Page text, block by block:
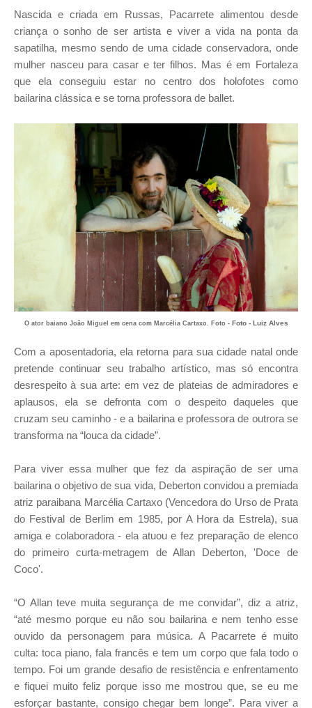
Nascida e criada em Russas, Pacarrete alimentou desde
criança o sonho de ser artista e viver a vida na ponta da
sapatilha, mesmo sendo de uma cidade conservadora, onde
mulher nasceu para casar e ter filhos. Mas é em Fortaleza
que ela conseguiu estar no centro dos holofotes como
bailarina clássica e se torna professora de ballet.
O ator baiano João Miguel em cena com Marcélia Cartaxo. Foto - Foto - Luiz Alves
Com a aposentadoria, ela retorna para sua cidade natal onde
pretende continuar seu trabalho artístico, mas só encontra
desrespeito à sua arte: em vez de plateias de admiradores e
aplausos, ela se defronta com o despeito daqueles que
cruzam seu caminho - e a bailarina e professora de outrora se
transforma na “louca da cidade”.
Para viver essa mulher que fez da aspiração de ser uma
bailarina o objetivo de sua vida, Deberton convidou a premiada
atriz paraibana Marcélia Cartaxo (Vencedora do Urso de Prata
do Festival de Berlim em 1985, por A Hora da Estrela), sua
amiga e colaboradora - ela atuou e fez preparação de elenco
do primeiro curta-metragem de Allan Deberton, 'Doce de
Coco'.
“O Allan teve muita segurança de me convidar”, diz a atriz,
“até mesmo porque eu não sou bailarina e nem tenho esse
ouvido da personagem para música. A Pacarrete é muito
culta: toca piano, fala francês e tem um corpo que fala todo o
tempo. Foi um grande desafio de resistência e enfrentamento
e fiquei muito feliz porque isso me mostrou que, se eu me
esforçar bastante, consigo chegar bem longe”. Para viver a